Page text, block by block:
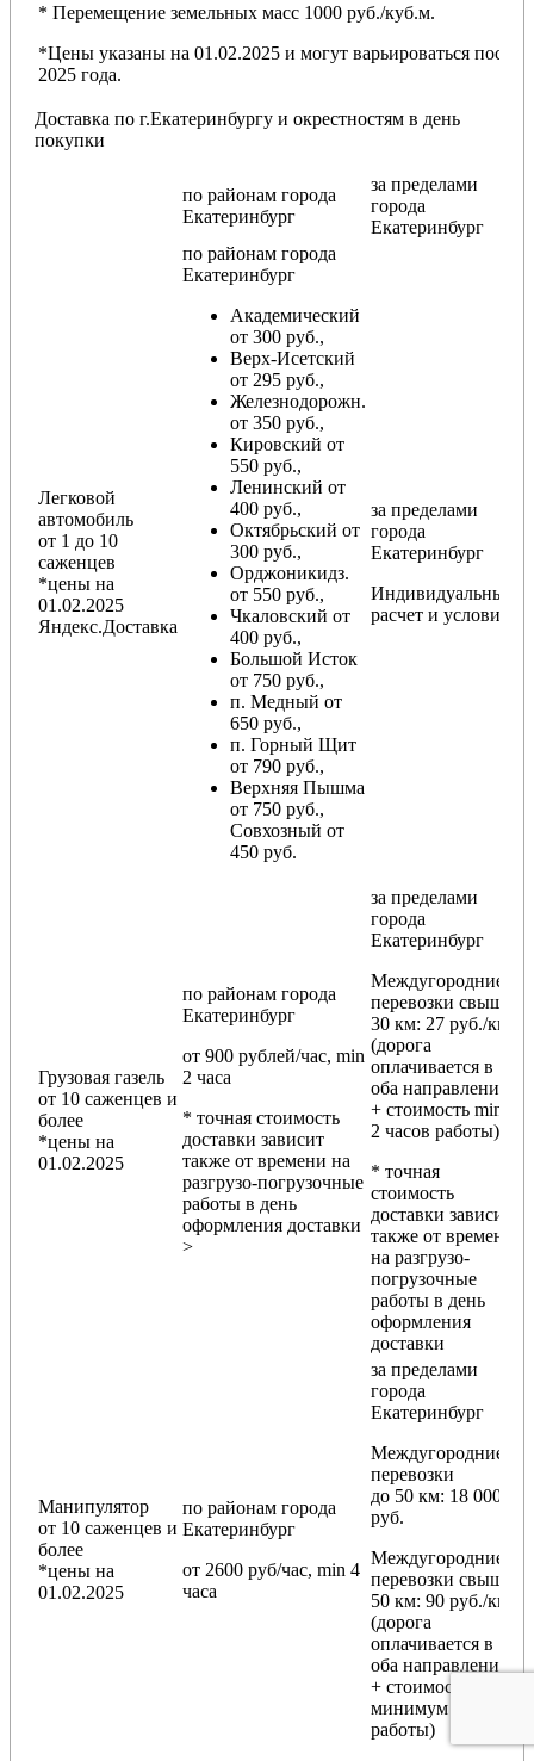
* Перемещение земельных масс 1000 руб./куб.м.
*Цены указаны на 01.02.2025 и могут варьироваться после
2025 года.
Доставка по г.Екатеринбургу и окрестностям в день
покупки
по районам города
Екатеринбург
за пределами
города
Екатеринбург
Легковой
автомобиль
от 1 до 10
саженцев
*цены на
01.02.2025
Яндекс.Доставка
по районам города
Екатеринбург
Академический
от 300 руб.,
Верх-Исетский
от 295 руб.,
Железнодорожн.
от 350 руб.,
Кировский от
550 руб.,
Ленинский от
400 руб.,
Октябрьский от
300 руб.,
Орджоникидз.
от 550 руб.,
Чкаловский от
400 руб.,
Большой Исток
от 750 руб.,
п. Медный от
650 руб.,
п. Горный Щит
от 790 руб.,
Верхняя Пышма
от 750 руб.,
Совхозный от
450 руб.
за пределами
города
Екатеринбург
Индивидуальный
расчет и условия
Грузовая газель
от 10 саженцев и
более
*цены на
01.02.2025
по районам города
Екатеринбург
от 900 рублей/час, min
2 часа
* точная стоимость
доставки зависит
также от времени на
разгрузо-погрузочные
работы в день
оформления доставки
>
за пределами
города
Екатеринбург
Междугородние
перевозки свыше
30 км: 27 руб./км
(дорога
оплачивается в
оба направления
+ стоимость min
2 часов работы)
* точная
стоимость
доставки зависит
также от времени
на разгрузо-
погрузочные
работы в день
оформления
доставки
Манипулятор
от 10 саженцев и
более
*цены на
01.02.2025
по районам города
Екатеринбург
от 2600 руб/час, min 4
часа
за пределами
города
Екатеринбург
Междугородние
перевозки
до 50 км: 18 000
руб.
Междугородние
перевозки свыше
50 км: 90 руб./км
(дорога
оплачивается в
оба направления
+ стоимость
минимум 4 часов
работы)